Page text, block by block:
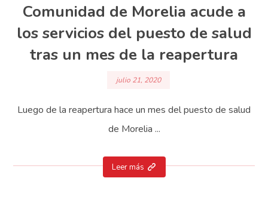
Comunidad de Morelia acude a
los servicios del puesto de salud
tras un mes de la reapertura
julio 21, 2020
Luego de la reapertura hace un mes del puesto de salud
de Morelia ...
Leer más